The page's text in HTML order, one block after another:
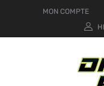
MON COMPTE